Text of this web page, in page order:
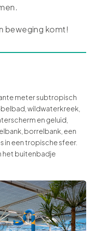
beweging komt!
meter subtropisch
wildwaterkreek,
en geluid,
borrelbank, een
in een tropische sfeer.
het buitenbadje